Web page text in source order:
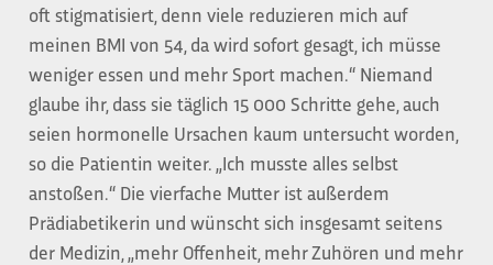
oft stigmatisiert, denn viele reduzieren mich auf
meinen BMI von 54, da wird sofort gesagt, ich müsse
weniger essen und mehr Sport machen.“ Niemand
glaube ihr, dass sie täglich 15 000 Schritte gehe, auch
seien hormonelle Ursachen kaum untersucht worden,
so die Patientin weiter. „Ich musste alles selbst
anstoßen.“ Die vierfache Mutter ist außerdem
Prädiabetikerin und wünscht sich insgesamt seitens
der Medizin, „mehr Offenheit, mehr Zuhören und mehr